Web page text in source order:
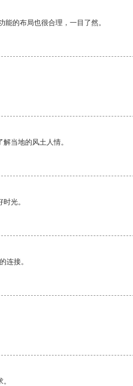
的布局也很合理，一目了然。
当地的风土人情。
光。
连接。